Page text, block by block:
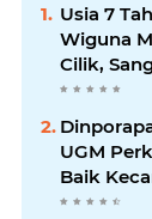
Usia 7
Wiguna
Cilik,
UGM
Baik
Direplikasi